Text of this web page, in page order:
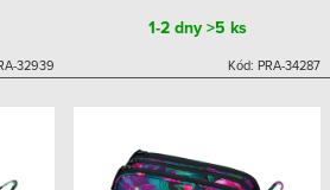
32939
1-2 dny >5 ks
Kód: PRA-34287